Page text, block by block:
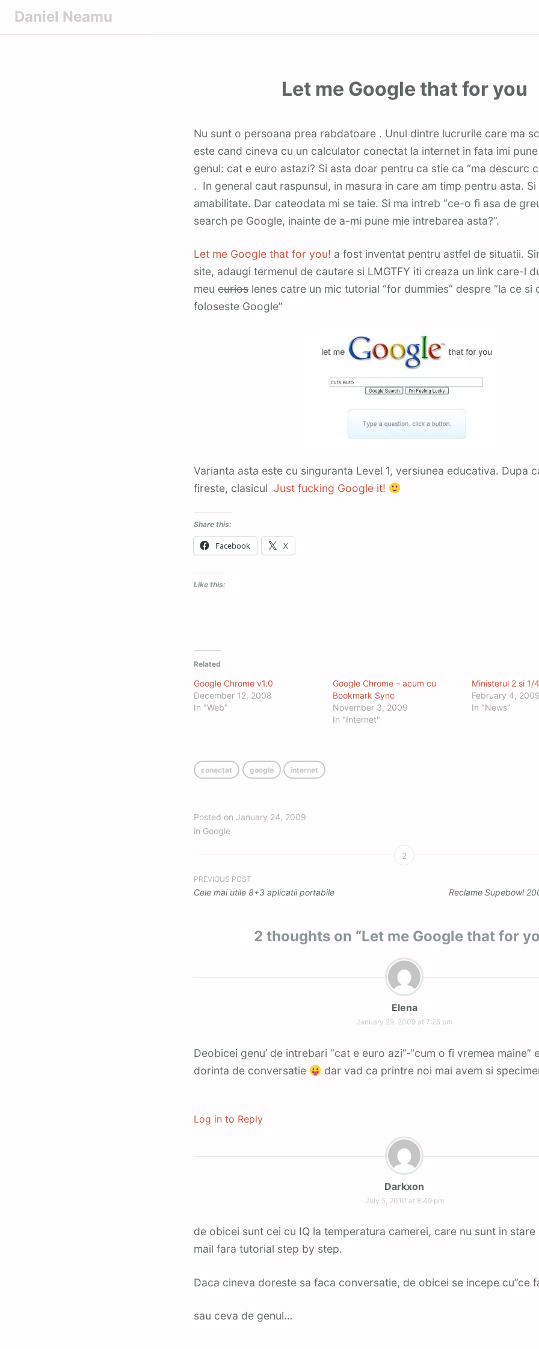
Daniel Neamu
Let me Google that for you
Nu sunt o persoana prea rabdatoare . Unul dintre lucrurile care ma scot din sarite
este cand cineva cu un calculator conectat la internet in fata imi
genul: cat e euro astazi? Si asta doar pentru ca stie ca “ma descurc
. In general caut raspunsul, in masura in care am timp pentru asta.
amabilitate. Dar cateodata mi se taie. Si ma intreb “ce-o fi asa de
search pe Google, inainte de a-mi pune mie intrebarea asta?”.
Let me Google that for you! a fost inventat pentru astfel de situatii.
site, adaugi termenul de cautare si LMGTFY iti creaza un link care-l
meu curios lenes catre un mic tutorial “for dummies” despre “la ce si
foloseste Google”
Varianta asta este cu singuranta Level 1, versiunea educativa. Dupa
fireste, clasicul Just fucking Google it!
Share this:
Facebook X
Like this:
Related
Google Chrome v1.0
December 12, 2008
In "Web"
Google Chrome – acum cu
Bookmark Sync
November 3, 2009
In "Internet"
Ministerul 2 si 1/4
February 4,
In "News"
conectat google internet
Posted on January 24, 2009
in Google
2
Post
PREVIOUS POST
Cele mai utile 8+3 aplicatii portabile Reclame Supebowl
2 thoughts on “Let me Google that for
Elena
January 29, 2009 at 7:25 pm
Deobicei genu’ de intrebari “cat e euro azi”-“cum o fi vremea maine”
dorinta de conversatie
dar vad ca printre noi mai avem si
Log in to Reply
Darkxon
July 5, 2010 at 8:49 pm
de obicei sunt cei cu IQ la temperatura camerei, care nu sunt in stare
mail fara tutorial step by step.
Daca cineva doreste sa faca conversatie, de obicei se incepe cu”ce
sau ceva de genul…